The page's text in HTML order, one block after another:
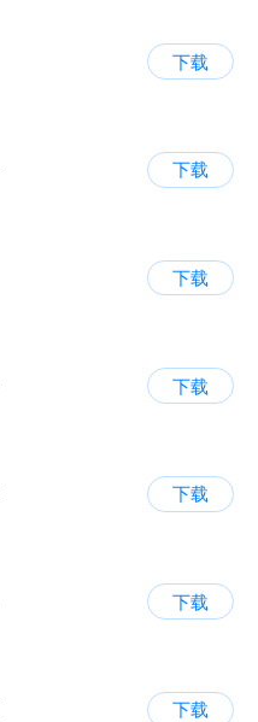
下载
下载
下载
下载
下载
下载
下载